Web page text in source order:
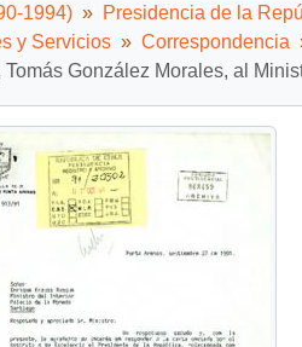
1994)
Presidencia de la
y Servicios
Correspondencia
González Morales, al